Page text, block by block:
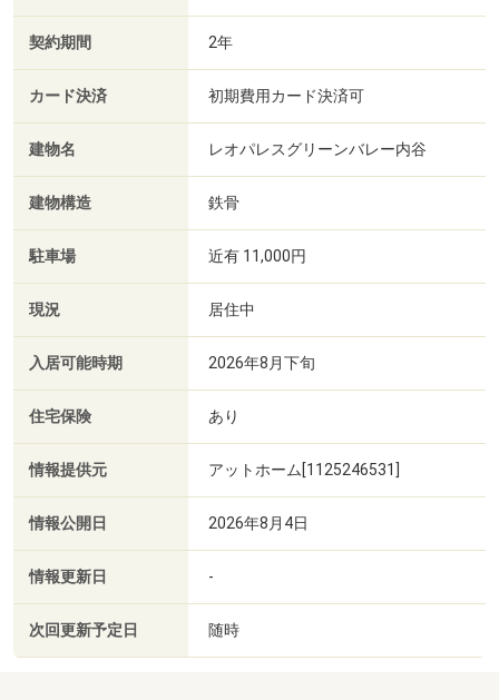
契約期間 2年
カード決済 初期費用カード決済可
建物名 レオパレスグリーンバレー内谷
建物構造 鉄骨
駐車場 近有 11,000円
現況 居住中
入居可能時期 2026年8月下旬
住宅保険 あり
情報提供元 アットホーム[1125246531]
情報公開日 2026年8月4日
情報更新日 -
次回更新予定日 随時